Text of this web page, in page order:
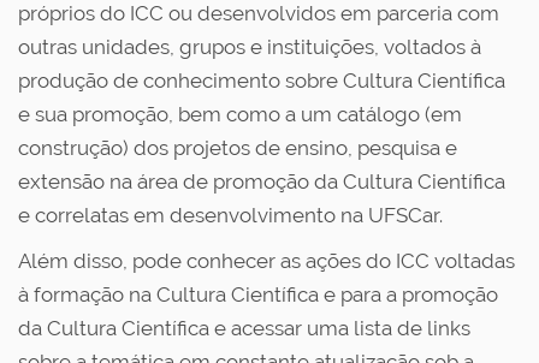
próprios do ICC ou desenvolvidos em parceria com
outras unidades, grupos e instituições, voltados à
produção de conhecimento sobre Cultura Científica
e sua promoção, bem como a um catálogo (em
construção) dos projetos de ensino, pesquisa e
extensão na área de promoção da Cultura Científica
e correlatas em desenvolvimento na UFSCar.
Além disso, pode conhecer as ações do ICC voltadas
à formação na Cultura Científica e para a promoção
da Cultura Científica e acessar uma lista de links